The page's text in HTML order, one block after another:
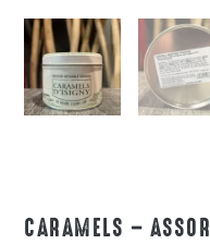
CARAMELS –